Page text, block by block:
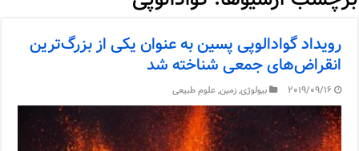
رویداد گوادالوپی پسین به عنوان یکی از بزرگ‌ترین
انقراض‌های جمعی شناخته شد
2019/09/16 بیولوژی,زمین,علوم طبیعی